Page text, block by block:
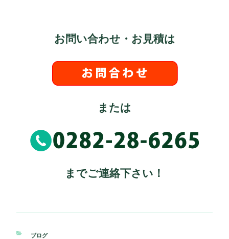
お問い合わせ・お見積は
または
までご連絡下さい！
カ
ブログ